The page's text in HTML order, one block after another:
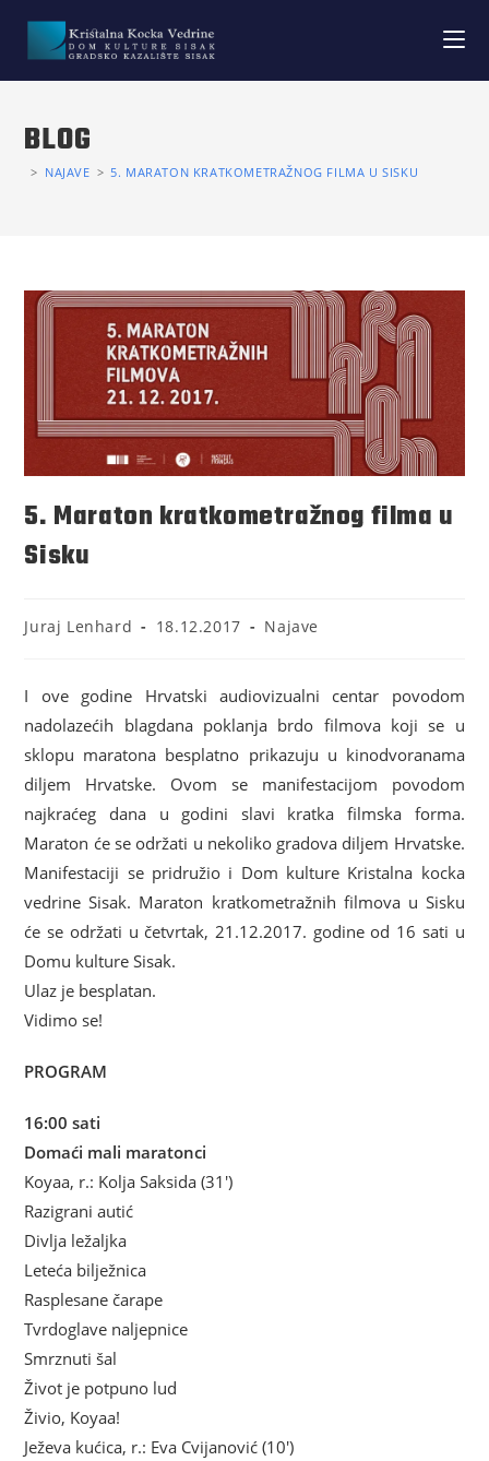
BLOG
> NAJAVE > 5. MARATON KRATKOMETRAŽNOG FILMA U SISKU
5. Maraton kratkometražnog filma u
Sisku
Juraj Lenhard 18.12.2017 Najave
I ove godine Hrvatski audiovizualni centar povodom
nadolazećih blagdana poklanja brdo filmova koji se u
sklopu maratona besplatno prikazuju u kinodvoranama
diljem Hrvatske. Ovom se manifestacijom povodom
najkraćeg dana u godini slavi kratka filmska forma.
Maraton će se održati u nekoliko gradova diljem Hrvatske.
Manifestaciji se pridružio i Dom kulture Kristalna kocka
vedrine Sisak. Maraton kratkometražnih filmova u Sisku
će se održati u četvrtak, 21.12.2017. godine od 16 sati u
Domu kulture Sisak.
Ulaz je besplatan.
Vidimo se!
PROGRAM
16:00 sati
Domaći mali maratonci
Koyaa, r.: Kolja Saksida (31′)
Razigrani autić
Divlja ležaljka
Leteća bilježnica
Rasplesane čarape
Tvrdoglave naljepnice
Smrznuti šal
Život je potpuno lud
Živio, Koyaa!
Ježeva kućica, r.: Eva Cvijanović (10′)